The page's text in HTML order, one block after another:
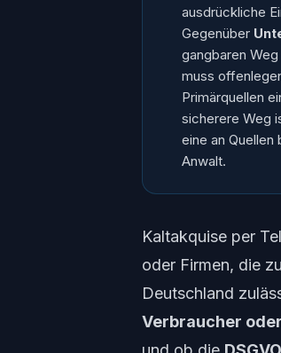
ausdrückliche
Gegenüber
gangbaren
muss
Primärquellen
sicherere Weg
eine an
Anwalt.
Kaltakquise per
oder Firmen, die
Deutschland
Verbraucher